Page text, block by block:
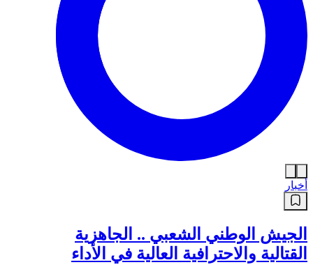
أخبار
الجيش الوطني الشعبي .. الجاهزية
القتالية والاحترافية العالية في الأداء